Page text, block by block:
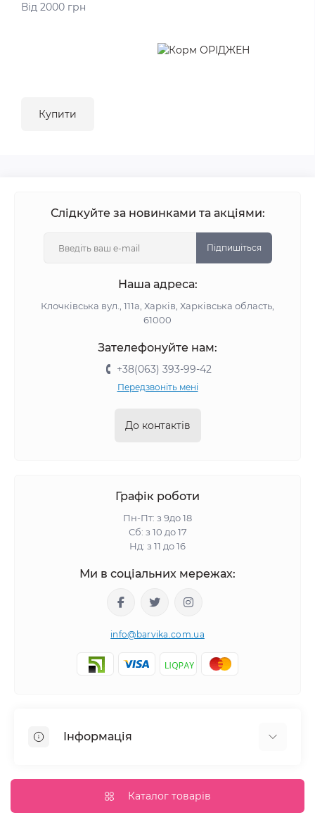
Від 2000 грн
Купити
Слідкуйте за новинками та акціями:
Підпишіться
Наша адреса:
Клочківська вул., 111а, Харків, Харківська область,
61000
Зателефонуйте нам:
+38(063) 393-99-42
Передзвоніть мені
До контактів
Графік роботи
Пн-Пт: з 9до 18
Сб: з 10 до 17
Нд: з 11 до 16
Ми в соціальних мережах:
info@barvika.com.ua
Інформація
Каталог товарів